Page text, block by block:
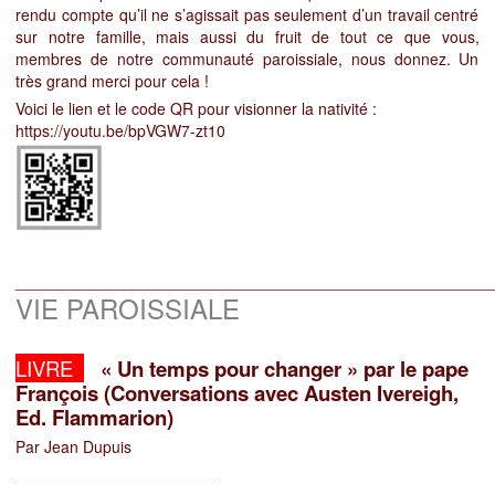
rendu compte qu’il ne s’agissait pas seulement d’un travail centré
sur notre famille, mais aussi du fruit de tout ce que vous,
membres de notre communauté paroissiale, nous donnez. Un
très grand merci pour cela !
Voici le lien et le code QR pour visionner la nativité :
https://youtu.be/bpVGW7-zt10
VIE PAROISSIALE
LIVRE
« Un temps pour changer » par le pape
François(Conversations avec Austen Ivereigh,
Ed. Flammarion)
Par Jean Dupuis